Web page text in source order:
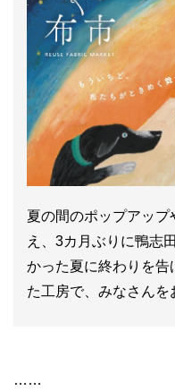
夏の間のポップアッ
え、3カ月ぶりに鴨志
かった夏に終わりを告
た工房で、みなさんを
……